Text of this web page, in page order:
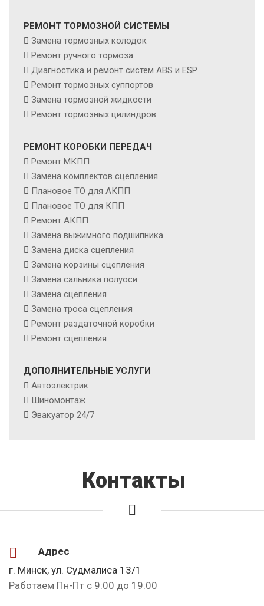
РЕМОНТ ТОРМОЗНОЙ СИСТЕМЫ
Замена тормозных колодок
Ремонт ручного тормоза
Диагностика и ремонт систем ABS и ESP
Ремонт тормозных суппортов
Замена тормозной жидкости
Ремонт тормозных цилиндров
РЕМОНТ КОРОБКИ ПЕРЕДАЧ
Ремонт МКПП
Замена комплектов сцепления
Плановое ТО для АКПП
Плановое ТО для КПП
Ремонт АКПП
Замена выжимного подшипника
Замена диска сцепления
Замена корзины сцепления
Замена сальника полуоси
Замена сцепления
Замена троса сцепления
Ремонт раздаточной коробки
Ремонт сцепления
ДОПОЛНИТЕЛЬНЫЕ УСЛУГИ
Автоэлектрик
Шиномонтаж
Эвакуатор 24/7
Контакты
Адрес
г. Минск, ул. Судмалиса 13/1
Работаем Пн-Пт с 9:00 до 19:00